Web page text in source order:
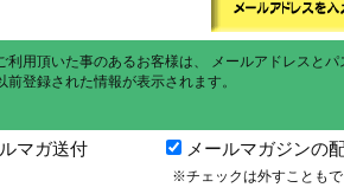
利用頂いた事のあるお客様は、 メールアドレスと
前登録された情報が表示されます。
マガ送付 メールマガジンの
※チェックは外すことも